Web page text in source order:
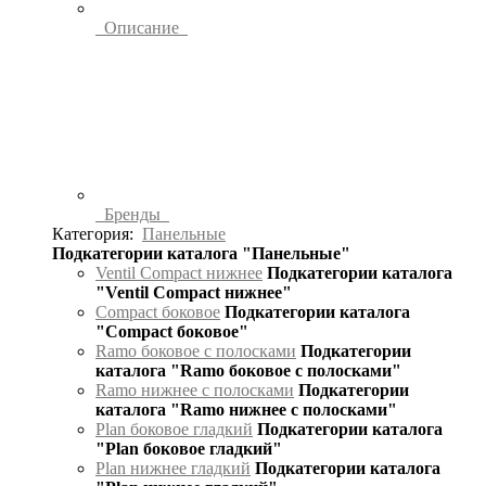
Описание
Бренды
Категория: Панельные
Подкатегории каталога "Панельные"
Ventil Compact нижнее Подкатегории каталога
"Ventil Compact нижнее"
Compact боковое Подкатегории каталога
"Compact боковое"
Ramo боковое с полосками Подкатегории
каталога "Ramo боковое с полосками"
Ramo нижнее с полосками Подкатегории
каталога "Ramo нижнее с полосками"
Plan боковое гладкий Подкатегории каталога
"Plan боковое гладкий"
Plan нижнее гладкий Подкатегории каталога